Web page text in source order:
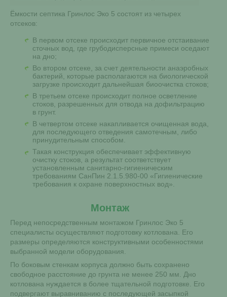
Ёмкости септика Гринлос Эко 5 состоят из четырех
отсеков:
В первом отсеке происходит первичное отстаивание
сточных вод, где грубодисперсные примеси оседают
на дно;
Во втором отсеке, за счет деятельности анаэробных
бактерий, которые располагаются на биологической
загрузке происходит дальнейшая биоочистка стоков;
В третьем отсеке происходит полное осветление
стоков, разрешенных для отвода на дофильтрацию
в грунт.
В четвертом отсеке накапливается очищенная вода,
для последующего отведения самотечным, либо
принудительным способом.
Такая конструкция обеспечивает эффективную
очистку стоков, а результат соответствует
установленным санитарно-гигиеническим
требованиям СанПин 2.1.5.980-00 «Гигиенические
требования к охране поверхностных вод».
Монтаж
Перед непосредственным монтажом Гринлос Эко 5
специалисты осуществляют подготовку котлована. Его
размеры определяются конструктивными особенностями
выбранной модели оборудования.
По боковым стенкам корпуса должно быть сохранено
свободное расстояние до грунта не менее 250 мм. Дно
котлована нуждается в более тщательной подготовке. Его
подвергают выравниванию с последующей засыпкой